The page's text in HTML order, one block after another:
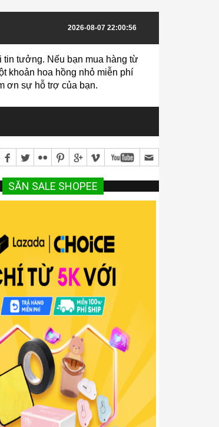
2026-08-07 22:00:56
tin tưởng. Nếu bạn mua hàng từ
khoản hoa hồng nhỏ miễn phí
ơn sự hỗ trợ của bạn.
quả kinh tế cao Hướng dẫn Kỹ Thuật Trồng Và Chăm Sóc Cam Cho
SĂN SALE SHOPEE